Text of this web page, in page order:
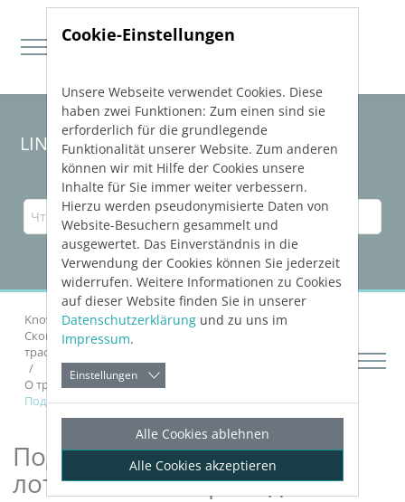
Direkt zur Hauptnavigation springen
Direkt zum Inhalt springen
LINEAR Solutions25для Revit
Knowledge Base Revit
Проектировать сети
Сконструировать трубы, воздуховоды и кабельные
трассы
О трубах, воздуховодах и кабельных трассах
Подробнее о «Кабельный лоток / Кабелепровод»
Подробнее о «Кабельный
лоток / Кабелепровод»
Cookie-Einstellungen
Unsere Webseite verwendet Cookies. Diese
haben zwei Funktionen: Zum einen sind sie
erforderlich für die grundlegende
Funktionalität unserer Website. Zum anderen
können wir mit Hilfe der Cookies unsere
Inhalte für Sie immer weiter verbessern.
Hierzu werden pseudonymisierte Daten von
Website-Besuchern gesammelt und
ausgewertet. Das Einverständnis in die
Verwendung der Cookies können Sie jederzeit
widerrufen. Weitere Informationen zu Cookies
auf dieser Website finden Sie in unserer
Datenschutzerklärung und zu uns im
Impressum.
Einstellungen
Alle Cookies ablehnen
Alle Cookies akzeptieren